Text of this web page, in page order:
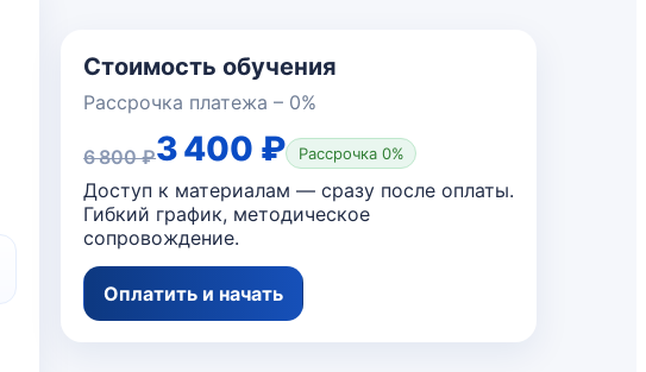
Стоимость обучения
Рассрочка платежа – 0%
6 800 ₽3 400 ₽ Рассрочка 0%
Доступ к материалам — сразу после оплаты.
Гибкий график, методическое
сопровождение.
Оплатить и начать